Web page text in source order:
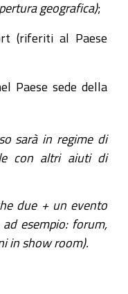
geografica);
(riferiti al Paese
Paese sede della
sarà in regime di
con altri aiuti di
due + un evento
esempio: forum,
in show room).